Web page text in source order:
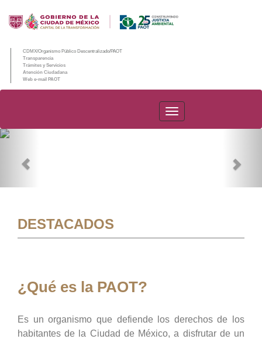
CDMX/Organismo Público Descentralizado/PAOT
Transparencia
Trámites y Servicios
Atención Ciudadana
Web e-mail PAOT
PAOT
DESTACADOS
¿Qué es la PAOT?
Es un organismo que defiende los derechos de los
habitantes de la Ciudad de México, a disfrutar de un